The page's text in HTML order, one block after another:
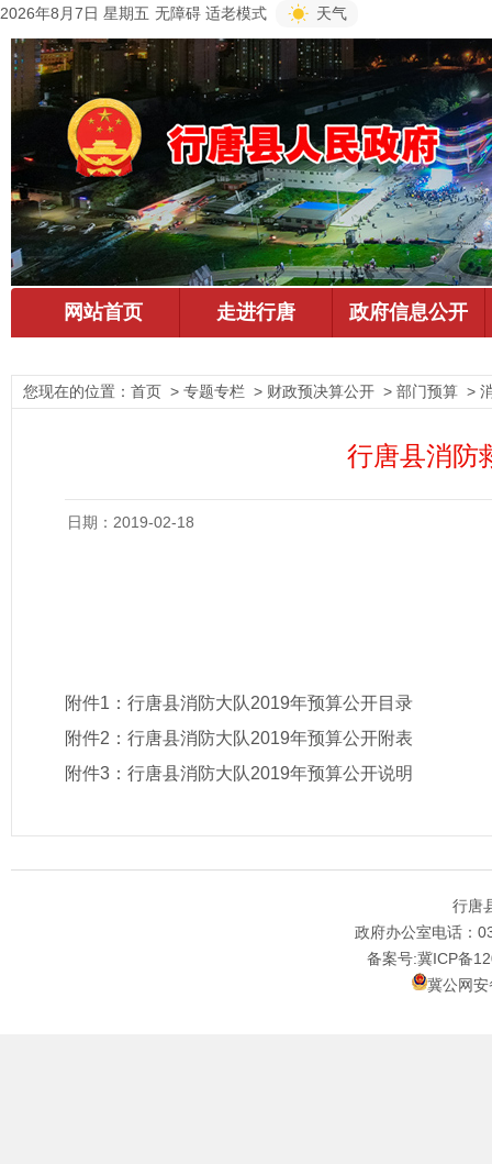
2026年8月7日 星期五 无障碍 适老模式 天气
您现在的位置： 首页 > 专题专栏 > 财政预决算公开 > 部门预算 >
行唐县消防
日期：2019-02-18
附件1： 行唐县消防大队2019年预算公开目录
附件2： 行唐县消防大队2019年预算公开附表
附件3： 行唐县消防大队2019年预算公开说明